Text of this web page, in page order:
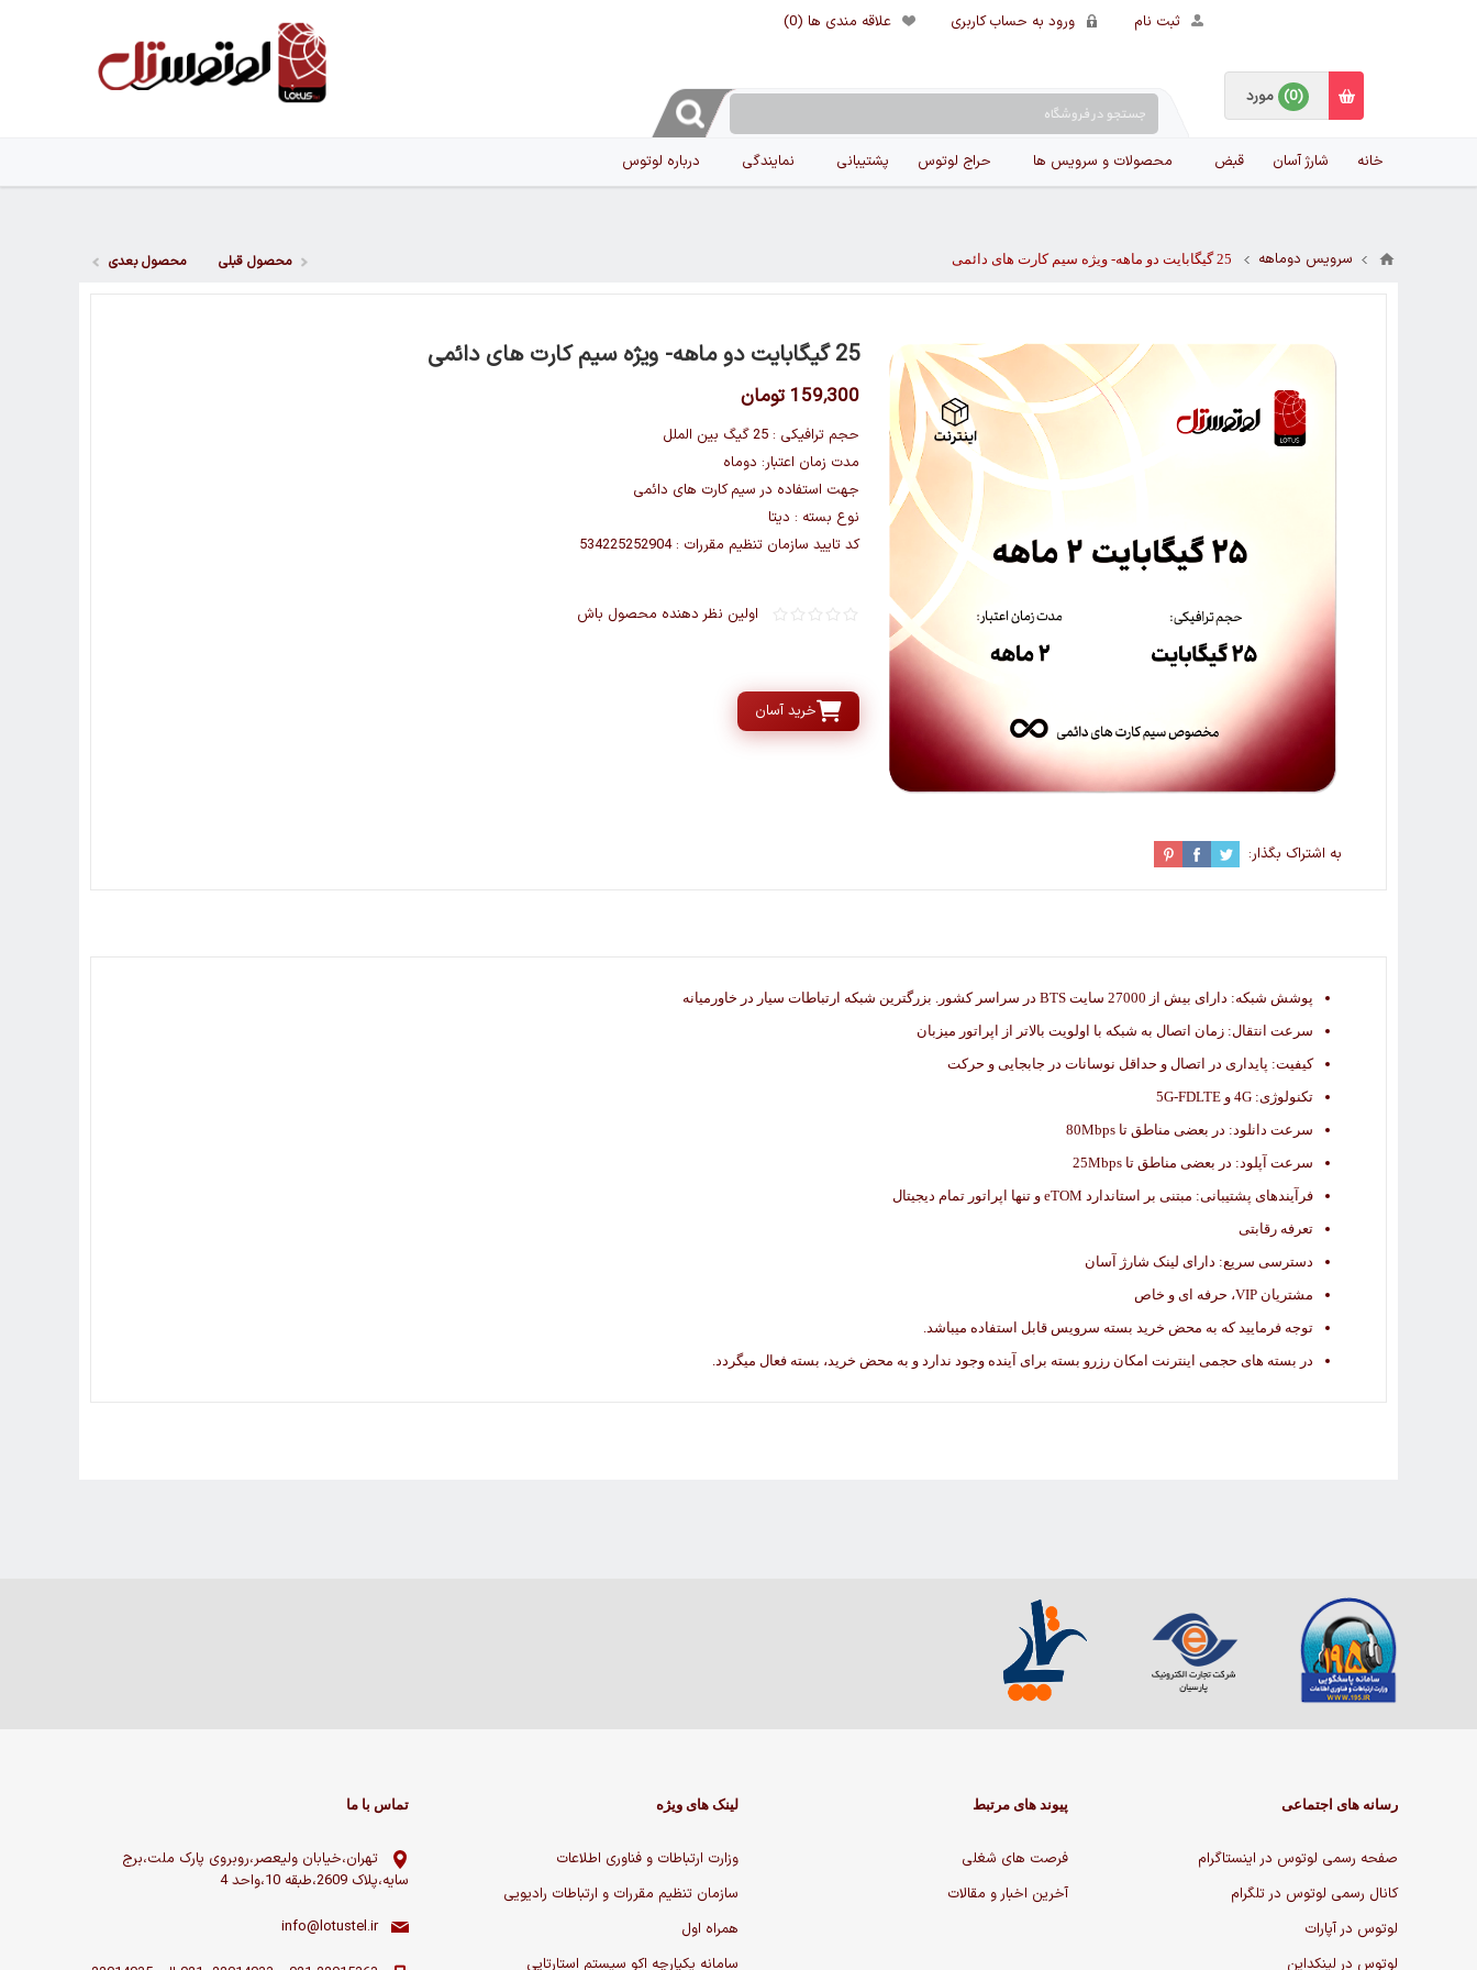
ثبت نام ورود به حساب کاربری علاقه مندی ها (0)
(0) مورد
خانه شارژ آسان قبض محصولات و سرویس ها حراج لوتوس پشتیبانی نمایندگی درباره لوتوس
سرویس دوماهه 25 گیگابایت دو ماهه- ویژه سیم کارت های دائمی محصول قبلی محصول بعدی
25 گیگابایت دو ماهه- ویژه سیم کارت های دائمی
159٬300 تومان
حجم ترافیکی : 25 گیگ بین الملل
مدت زمان اعتبار: دوماه
جهت استفاده در سیم کارت های دائمی
نوع بسته : دیتا
کد تایید سازمان تنظیم مقررات : 534225252904
اولین نظر دهنده محصول باش
خرید آسان
به اشتراک بگذار:
پوشش شبکه: دارای بیش از 27000 سایت BTS در سراسر کشور. بزرگترین شبکه ارتباطات سیار در خاورمیانه
سرعت انتقال: زمان اتصال به شبکه با اولویت بالاتر از اپراتور میزبان
کیفیت: پایداری در اتصال و حداقل نوسانات در جابجایی و حرکت
تکنولوژی: 4G و 5G-FDLTE
سرعت دانلود: در بعضی مناطق تا 80Mbps
سرعت آپلود: در بعضی مناطق تا 25Mbps
فرآیندهای پشتیبانی: مبتنی بر استاندارد eTOM و تنها اپراتور تمام دیجیتال
تعرفه رقابتی
دسترسی سریع: دارای لینک شارژ آسان
مشتریان VIP، حرفه ای و خاص
توجه فرمایید که به محض خرید بسته سرویس قابل استفاده میباشد.
در بسته های حجمی اینترنت امکان رزرو بسته برای آینده وجود ندارد و به محض خرید، بسته فعال میگردد.
رسانه های اجتماعی
صفحه رسمی لوتوس در اینستاگرام
کانال رسمی لوتوس در تلگرام
لوتوس در آپارات
لوتوس در لینکداین
پیوند های مرتبط
فرصت های شغلی
آخرین اخبار و مقالات
لینک های ویژه
وزارت ارتباطات و فناوری اطلاعات
سازمان تنظیم مقررات و ارتباطات رادیویی
همراه اول
سامانه یکپارچه اکو سیستم استارتاپی
تماس با ما
تهران،خیابان ولیعصر،روبروی پارک ملت،برج
سایه،پلاک 2609،طبقه 10،واحد 4
info@lotustel.ir